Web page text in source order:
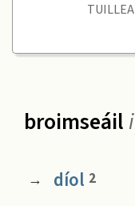
broimseáil
→ díol 2